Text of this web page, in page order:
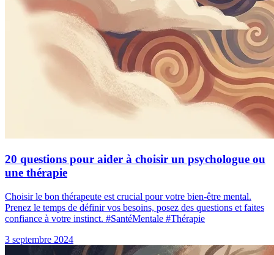
20 questions pour aider à choisir un psychologue ou
une thérapie
Choisir le bon thérapeute est crucial pour votre bien-être mental.
Prenez le temps de définir vos besoins, posez des questions et faites
confiance à votre instinct. #SantéMentale #Thérapie
3 septembre 2024